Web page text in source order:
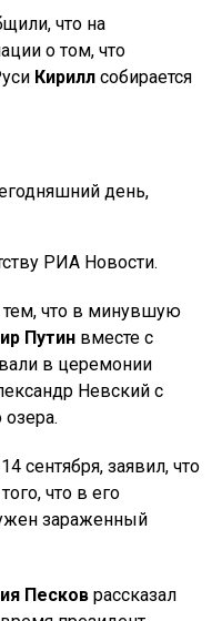
что на
о том, что
Кирилл собирается
день,
РИА Новости.
тем, что в минувшую
Путин вместе с
в церемонии
Невский с
сентября, заявил, что
что в его
зараженный
Песков рассказал